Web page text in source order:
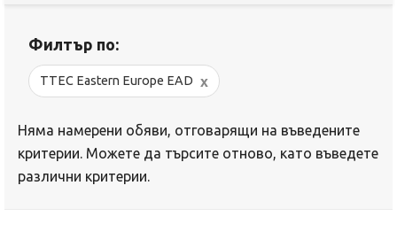
Филтър по:
TTEC Eastern Europe EAD x
Няма намерени обяви, отговарящи на въведените
критерии. Можете да търсите отново, като въведете
различни критерии.